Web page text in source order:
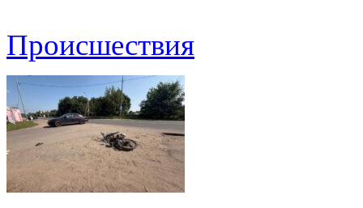
Происшествия